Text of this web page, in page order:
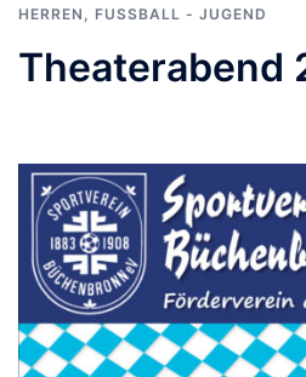
ERREN
FUSSBALL - JUGEND
Theaterabend